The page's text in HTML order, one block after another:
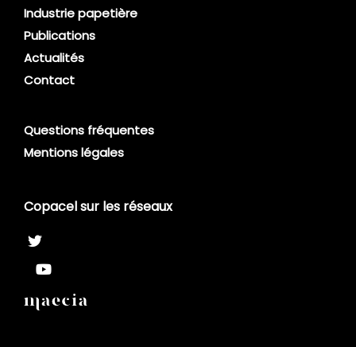
Industrie papetière
Publications
Actualités
Contact
Questions fréquentes
Mentions légales
Copacel sur les réseaux